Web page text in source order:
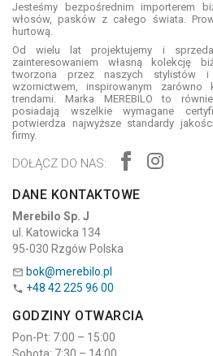
Jesteśmy bezpośrednim importerem
włosów, pasków z całego świata.
hurtową.
Od wielu lat projektujemy i
zainteresowaniem własną kolekcję
tworzona przez naszych stylistów i
wzornictwem, inspirowanym
trendami. Marka MEREBILO to
posiadają wszelkie wymagane
potwierdza najwyższe standardy
firmy.
DOŁĄCZ DO NAS:
DANE KONTAKTOWE
Merebilo Sp. J
ul. Katowicka 134
95-030 Rzgów Polska
 bok@merebilo.pl
 +48 42 225 96 00
GODZINY OTWARCIA
Pon-Pt: 7:00 – 15:00